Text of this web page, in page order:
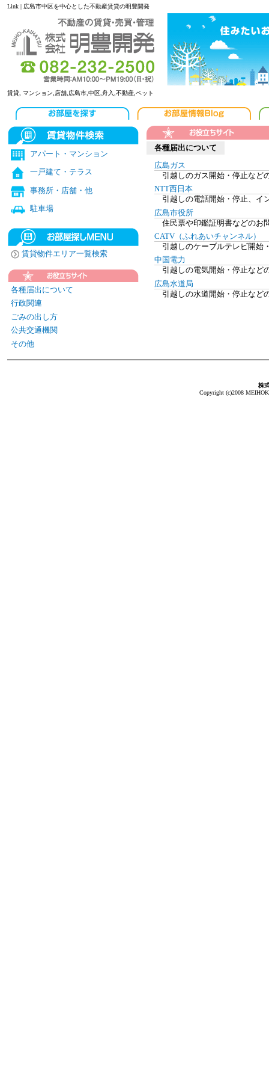
Link | 広島市中区を中心とした不動産賃貸の明豊開発
賃貸, マンション,店舗,広島市,中区,舟入,不動産,ペット
アパート・マンション
一戸建て・テラス
事務所・店舗・他
駐車場
賃貸物件エリア一覧検索
各種届出について
行政関連
ごみの出し方
公共交通機関
その他
各種届出について
広島ガス
引越しのガス開始・停止など
NTT西日本
引越しの電話開始・停止、イ
広島市役所
住民票や印鑑証明書などのお
CATV（ふれあいチャンネル）
引越しのケーブルテレビ開始
中国電力
引越しの電気開始・停止など
広島水道局
引越しの水道開始・停止など
株
Copyright (c)2008